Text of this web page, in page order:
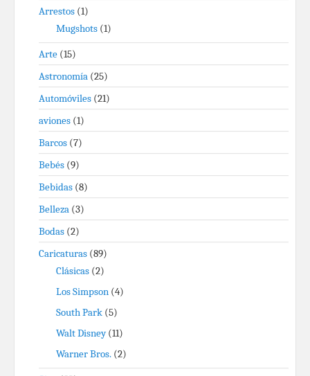
Arrestos (1)
Mugshots (1)
Arte (15)
Astronomía (25)
Automóviles (21)
aviones (1)
Barcos (7)
Bebés (9)
Bebidas (8)
Belleza (3)
Bodas (2)
Caricaturas (89)
Clásicas (2)
Los Simpson (4)
South Park (5)
Walt Disney(11)
Warner Bros. (2)